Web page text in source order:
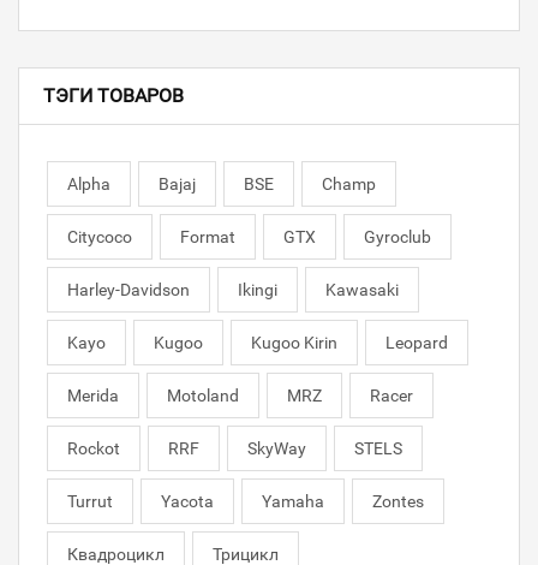
ТЭГИ ТОВАРОВ
Alpha Bajaj BSE Champ
Citycoco Format GTX Gyroclub
Harley-Davidson Ikingi Kawasaki
Kayo Kugoo Kugoo Kirin Leopard
Merida Motoland MRZ Racer
Rockot RRF SkyWay STELS
Turrut Yacota Yamaha Zontes
Квадроцикл Трицикл